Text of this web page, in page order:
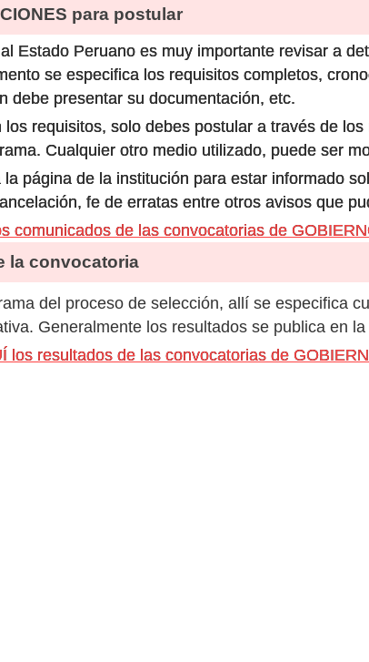
para postular
Estado Peruano es muy importante revisar a
se especifica los requisitos completos,
debe presentar su documentación, etc.
los requisitos, solo debes postular a través de
Cualquier otro medio utilizado, puede ser
la página de la institución para estar informado
fe de erratas entre otros avisos que
comunicados de las convocatorias de
la convocatoria
del proceso de selección, allí se especifica
Generalmente los resultados se publica en
los resultados de las convocatorias de